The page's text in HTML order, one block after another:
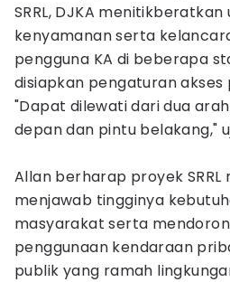
SRRL, DJKA
kenyamanan serta
pengguna KA di beberapa
disiapkan pengaturan akses
"Dapat dilewati dari dua
depan dan pintu belakang,"
Allan berharap proyek
menjawab tingginya
masyarakat serta
penggunaan kendaraan
publik yang ramah